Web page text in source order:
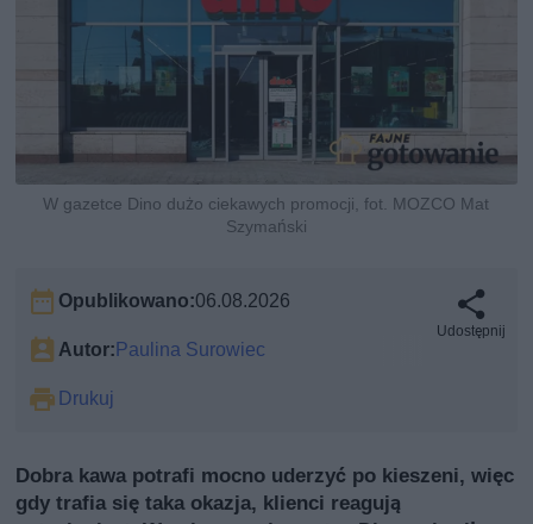
W gazetce Dino dużo ciekawych promocji, fot. MOZCO Mat
Szymański
Opublikowano:06.08.2026
Autor:Paulina Surowiec
Drukuj
Udostępnij
Dobra kawa potrafi mocno uderzyć po kieszeni, więc
gdy trafia się taka okazja, klienci reagują